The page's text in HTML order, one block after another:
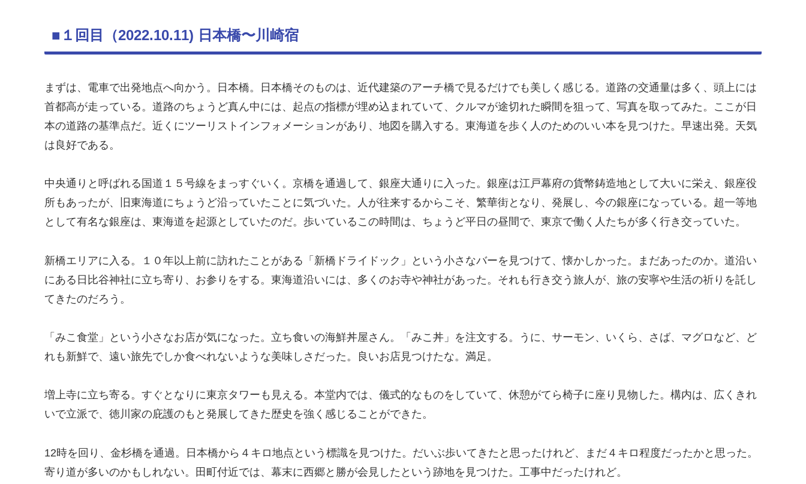
■１回目（2022.10.11) 日本橋〜川崎宿
まずは、電車で出発地点へ向かう。日本橋。日本橋そのものは、近代建築のアーチ橋で見るだけでも美しく感じる。道路の交通量は多く、頭上には
首都高が走っている。道路のちょうど真ん中には、起点の指標が埋め込まれていて、クルマが途切れた瞬間を狙って、写真を取ってみた。ここが日
本の道路の基準点だ。近くにツーリストインフォメーションがあり、地図を購入する。東海道を歩く人のためのいい本を見つけた。早速出発。天気
は良好である。
中央通りと呼ばれる国道１５号線をまっすぐいく。京橋を通過して、銀座大通りに入った。銀座は江戸幕府の貨幣鋳造地として大いに栄え、銀座役
所もあったが、旧東海道にちょうど沿っていたことに気づいた。人が往来するからこそ、繁華街となり、発展し、今の銀座になっている。超一等地
として有名な銀座は、東海道を起源としていたのだ。歩いているこの時間は、ちょうど平日の昼間で、東京で働く人たちが多く行き交っていた。
新橋エリアに入る。１０年以上前に訪れたことがある「新橋ドライドック」という小さなバーを見つけて、懐かしかった。まだあったのか。道沿い
にある日比谷神社に立ち寄り、お参りをする。東海道沿いには、多くのお寺や神社があった。それも行き交う旅人が、旅の安寧や生活の祈りを託し
てきたのだろう。
「みこ食堂」という小さなお店が気になった。立ち食いの海鮮丼屋さん。「みこ丼」を注文する。うに、サーモン、いくら、さば、マグロなど、ど
れも新鮮で、遠い旅先でしか食べれないような美味しさだった。良いお店見つけたな。満足。
増上寺に立ち寄る。すぐとなりに東京タワーも見える。本堂内では、儀式的なものをしていて、休憩がてら椅子に座り見物した。構内は、広くきれ
いで立派で、徳川家の庇護のもと発展してきた歴史を強く感じることができた。
12時を回り、金杉橋を通過。日本橋から４キロ地点という標識を見つけた。だいぶ歩いてきたと思ったけれど、まだ４キロ程度だったかと思った。
寄り道が多いのかもしれない。田町付近では、幕末に西郷と勝が会見したという跡地を見つけた。工事中だったけれど。